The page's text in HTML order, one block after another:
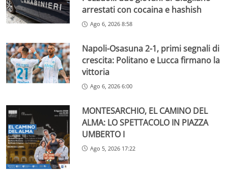
arrestati con cocaina e hashish
Ago 6, 2026 8:58
Napoli-Osasuna 2-1, primi segnali di
crescita: Politano e Lucca firmano la
vittoria
Ago 6, 2026 6:00
MONTESARCHIO, EL CAMINO DEL
ALMA: LO SPETTACOLO IN PIAZZA
UMBERTO I
Ago 5, 2026 17:22